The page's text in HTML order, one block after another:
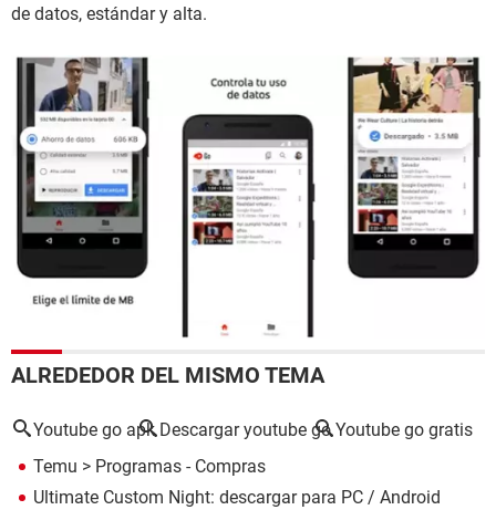
de datos, estándar y alta.
ALREDEDOR DEL MISMO TEMA
Youtube go apk Descargar youtube go Youtube go gratis
Temu > Programas - Compras
Ultimate Custom Night: descargar para PC / Android